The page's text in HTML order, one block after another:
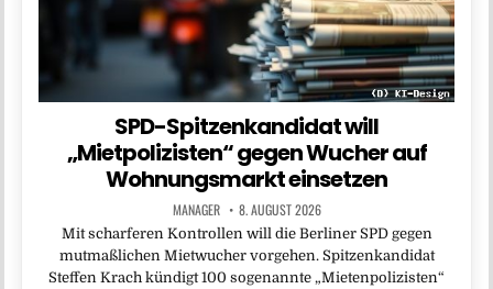
SPD-Spitzenkandidat will
„Mietpolizisten“ gegen Wucher auf
Wohnungsmarkt einsetzen
MANAGER 8. AUGUST 2026
Mit scharferen Kontrollen will die Berliner SPD gegen
mutmaßlichen Mietwucher vorgehen. Spitzenkandidat
Steffen Krach kündigt 100 sogenannte „Mietenpolizisten“